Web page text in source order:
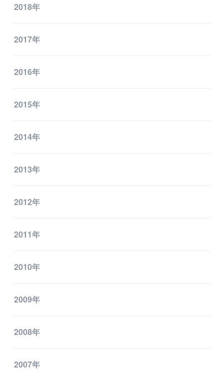
2018年
2017年
2016年
2015年
2014年
2013年
2012年
2011年
2010年
2009年
2008年
2007年